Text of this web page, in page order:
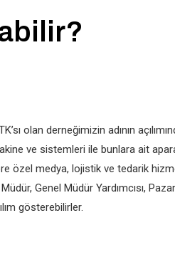
olan derneğimizin adının
ve sistemleri ile bunlara ait
özel medya, lojistik ve tedarik
Müdür, Genel Müdür Yardımcısı,
gösterebilirler.